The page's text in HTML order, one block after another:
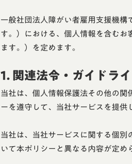
一般社団法人障がい者雇用支援機
す。）における、個人情報を含む
ます。）を定めます。
1. 関連法令・ガイドラ
当社は、個人情報保護法その他の
ーを遵守して、当社サービスを提供
当社は、当社サービスに関する個
いて本ポリシーと異なる内容が定